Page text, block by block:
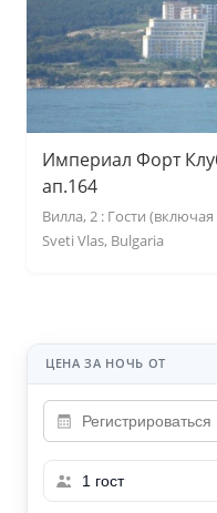
Империал Форт
ап.164
Вилла, 2 : Гости (включая
Sveti Vlas, Bulgaria
ЦЕНА ЗА НОЧЬ ОТ
1 гост